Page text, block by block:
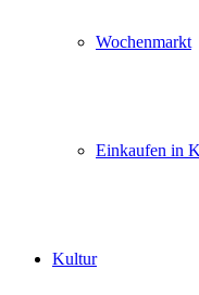
Wochenmarkt
Einkaufen in
Kultur